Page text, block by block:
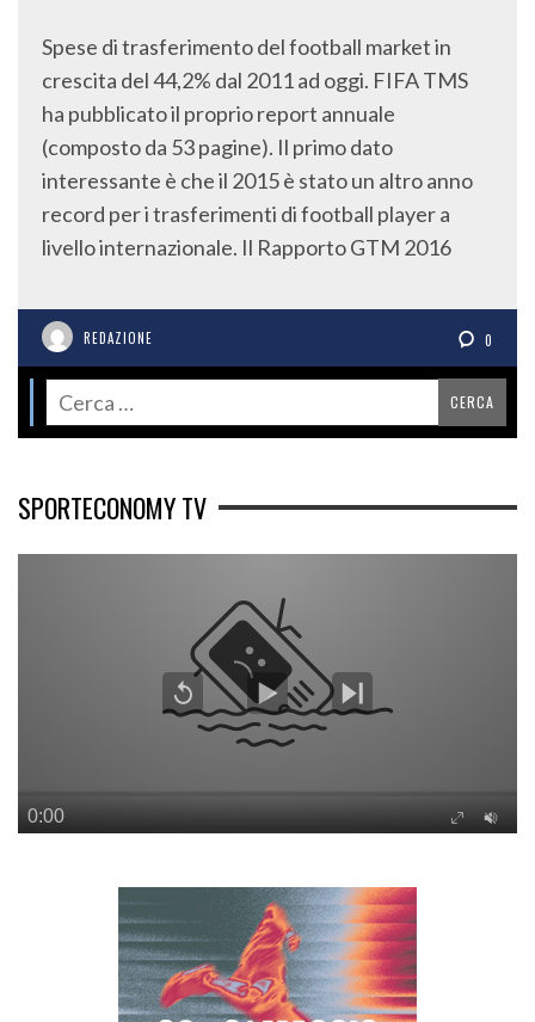
Spese di trasferimento del football market in
crescita del 44,2% dal 2011 ad oggi. FIFA TMS
ha pubblicato il proprio report annuale
(composto da 53 pagine). Il primo dato
interessante è che il 2015 è stato un altro anno
record per i trasferimenti di football player a
livello internazionale. Il Rapporto GTM 2016
REDAZIONE 0
SPORTECONOMY TV